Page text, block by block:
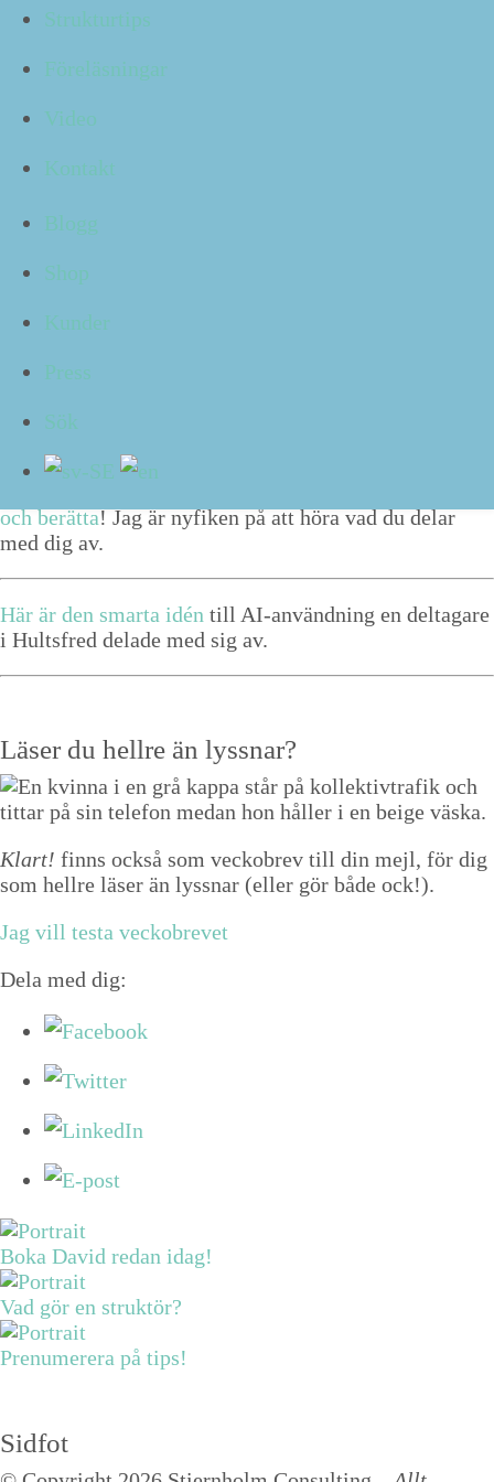
Strukturtips
Föreläsningar
Video
Kontakt
Blogg
Shop
Kunder
Press
Sök
Kör du fast med uppgifter ibland, så att du bör­jar skju­
ta upp dem?
Det kan du få slippa.
I årets förs­ta avs­nitt av
verb av mig.
Kom­mer du att tän­ka på något ytterli­gare kick­start-
och berät­ta! Jag är nyfiken på att höra vad du delar
med dig av.
Här är den smar­ta idén till AI-använd­ning en delt­a­gare
i Hults­fred delade med sig av.
Läser du hellre än lyssnar?
Klart! finns också som veckobrev till din mejl, för dig
som hellre läser än lyssnar (eller gör både ock!).
Jag vill testa veckobrevet
Dela med dig:
Boka David redan idag!
Vad gör en struktör?
Prenumerera på tips!
Sidfot